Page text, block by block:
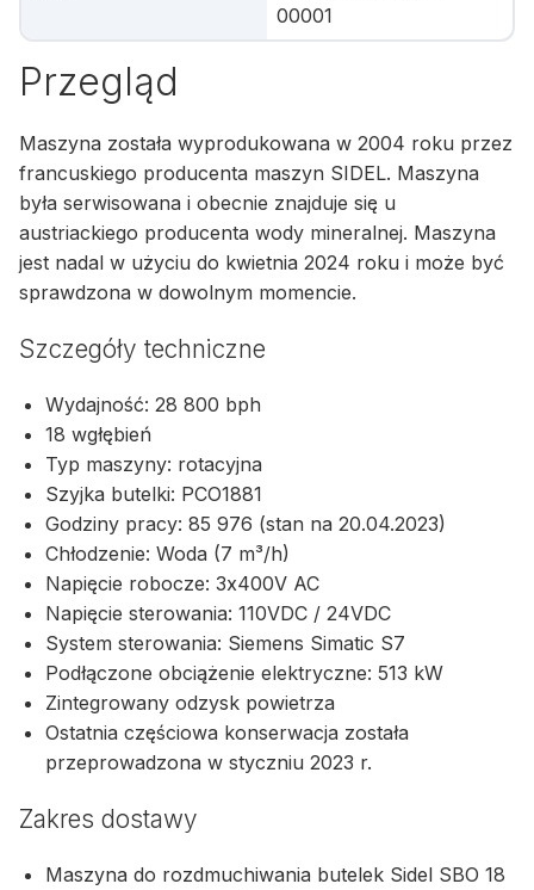
00001
Przegląd
Maszyna została wyprodukowana w 2004 roku przez
francuskiego producenta maszyn SIDEL. Maszyna
była serwisowana i obecnie znajduje się u
austriackiego producenta wody mineralnej. Maszyna
jest nadal w użyciu do kwietnia 2024 roku i może być
sprawdzona w dowolnym momencie.
Szczegóły techniczne
Wydajność: 28 800 bph
18 wgłębień
Typ maszyny: rotacyjna
Szyjka butelki: PCO1881
Godziny pracy: 85 976 (stan na 20.04.2023)
Chłodzenie: Woda (7 m³/h)
Napięcie robocze: 3x400V AC
Napięcie sterowania: 110VDC / 24VDC
System sterowania: Siemens Simatic S7
Podłączone obciążenie elektryczne: 513 kW
Zintegrowany odzysk powietrza
Ostatnia częściowa konserwacja została
przeprowadzona w styczniu 2023 r.
Zakres dostawy
Maszyna do rozdmuchiwania butelek Sidel SBO 18